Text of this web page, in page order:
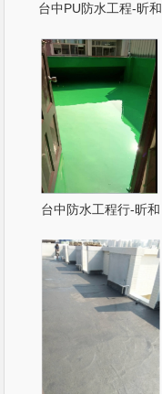
台中PU防水工程-昕和
台中防水工程行-昕和